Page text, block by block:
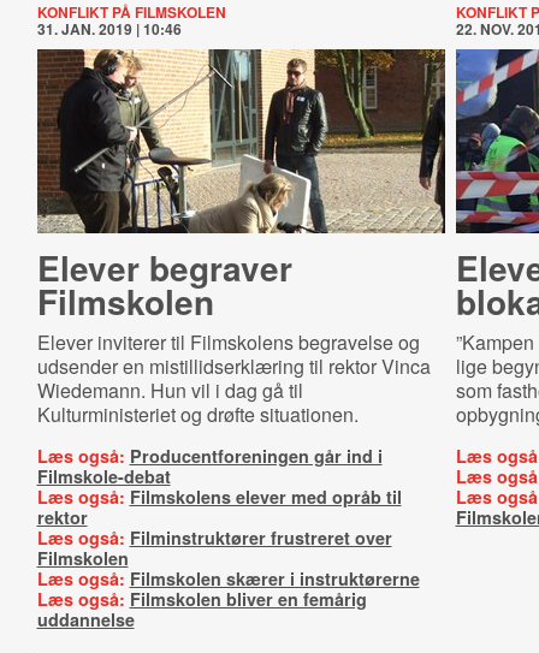
KONFLIKT PÅ FILMSKOLEN
31. JAN. 2019 | 10:46
Elever begraver
Filmskolen
Elever inviterer til Filmskolens begravelse og
udsender en mistillidserklæring til rektor Vinca
Wiedemann. Hun vil i dag gå til
Kulturministeriet og drøfte situationen.
Læs også: Producentforeningen går ind i
Filmskole-debat
Læs også: Filmskolens elever med opråb til
rektor
Læs også: Filminstruktører frustreret over
Filmskolen
Læs også: Filmskolen skærer i instruktørerne
Læs også: Filmskolen bliver en femårig
uddannelse
KONFLIKT
22. NOV.
lige
som
Læs
Læs
Læs